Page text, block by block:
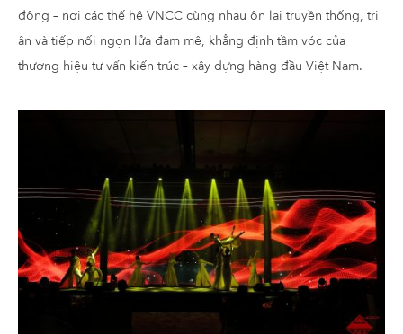
động – nơi các thế hệ VNCC cùng nhau ôn lại truyền thống, tri
ân và tiếp nối ngọn lửa đam mê, khẳng định tầm vóc của
thương hiệu tư vấn kiến trúc – xây dựng hàng đầu Việt Nam.